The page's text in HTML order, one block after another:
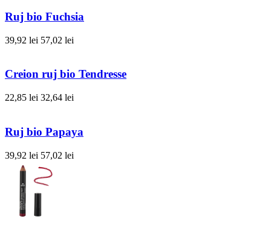
Ruj bio Fuchsia
39,92 lei 57,02 lei
Creion ruj bio Tendresse
22,85 lei 32,64 lei
Ruj bio Papaya
39,92 lei 57,02 lei